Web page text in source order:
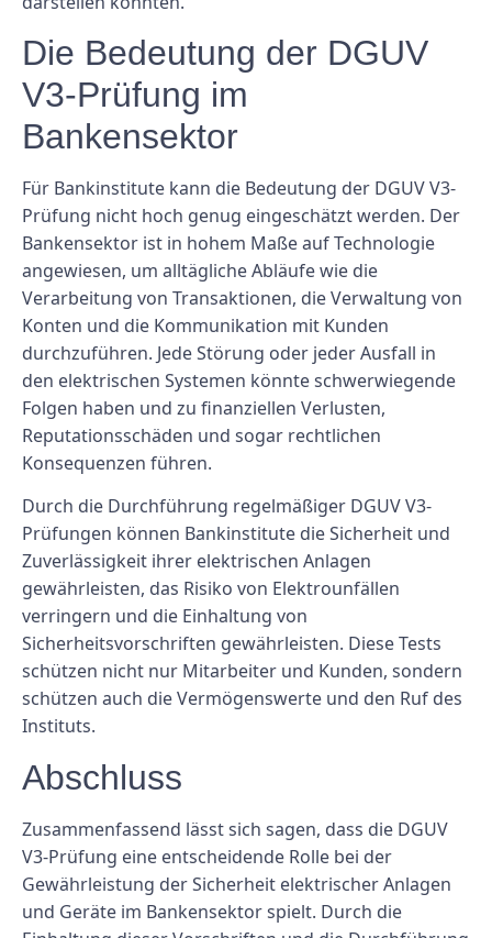
Die Bedeutung der DGUV
V3-Prüfung im
Bankensektor
Für Bankinstitute kann die Bedeutung der DGUV V3-
Prüfung nicht hoch genug eingeschätzt werden. Der
Bankensektor ist in hohem Maße auf Technologie
angewiesen, um alltägliche Abläufe wie die
Verarbeitung von Transaktionen, die Verwaltung von
Konten und die Kommunikation mit Kunden
durchzuführen. Jede Störung oder jeder Ausfall in
den elektrischen Systemen könnte schwerwiegende
Folgen haben und zu finanziellen Verlusten,
Reputationsschäden und sogar rechtlichen
Konsequenzen führen.
Durch die Durchführung regelmäßiger DGUV V3-
Prüfungen können Bankinstitute die Sicherheit und
Zuverlässigkeit ihrer elektrischen Anlagen
gewährleisten, das Risiko von Elektrounfällen
verringern und die Einhaltung von
Sicherheitsvorschriften gewährleisten. Diese Tests
schützen nicht nur Mitarbeiter und Kunden, sondern
schützen auch die Vermögenswerte und den Ruf des
Instituts.
Abschluss
Zusammenfassend lässt sich sagen, dass die DGUV
V3-Prüfung eine entscheidende Rolle bei der
Gewährleistung der Sicherheit elektrischer Anlagen
und Geräte im Bankensektor spielt. Durch die